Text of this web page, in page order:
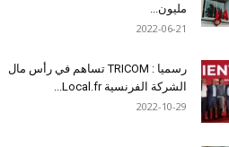
مليون...
2022-06-21
رسميا : TRICOM تساهم في رأس مال
الشركة الفرنسية Local.fr...
2022-10-29